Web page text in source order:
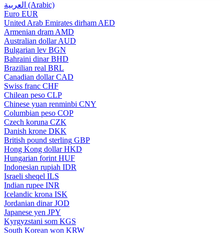
العربية (Arabic)
Euro EUR
United Arab Emirates dirham AED
Armenian dram AMD
Australian dollar AUD
Bulgarian lev BGN
Bahraini dinar BHD
Brazilian real BRL
Canadian dollar CAD
Swiss franc CHF
Chilean peso CLP
Chinese yuan renminbi CNY
Columbian peso COP
Czech koruna CZK
Danish krone DKK
British pound sterling GBP
Hong Kong dollar HKD
Hungarian forint HUF
Indonesian rupiah IDR
Israeli sheqel ILS
Indian rupee INR
Icelandic krona ISK
Jordanian dinar JOD
Japanese yen JPY
Kyrgyzstani som KGS
South Korean won KRW